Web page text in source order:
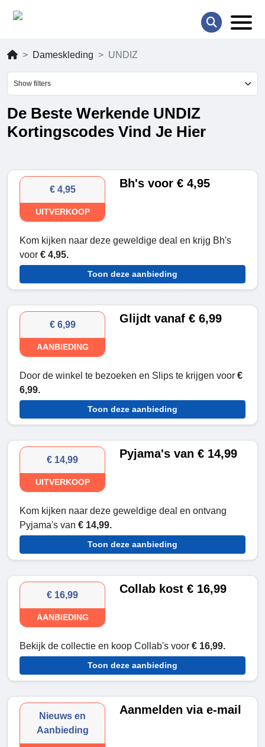
Dameskleding UNDIZ
Show filters
De Beste Werkende UNDIZ
Kortingscodes Vind Je Hier
€ 4,95
UITVERKOOP
Bh's voor € 4,95
Kom kijken naar deze geweldige deal en krijg Bh's
voor € 4,95.
Toon deze aanbieding
€ 6,99
AANBIEDING
Glijdt vanaf € 6,99
Door de winkel te bezoeken en Slips te krijgen voor €
6,99.
Toon deze aanbieding
€ 14,99
UITVERKOOP
Pyjama's van € 14,99
Kom kijken naar deze geweldige deal en ontvang
Pyjama's van € 14,99.
Toon deze aanbieding
€ 16,99
AANBIEDING
Collab kost € 16,99
Bekijk de collectie en koop Collab's voor € 16,99.
Toon deze aanbieding
Nieuws en
Aanbieding
Aanmelden via e-mail